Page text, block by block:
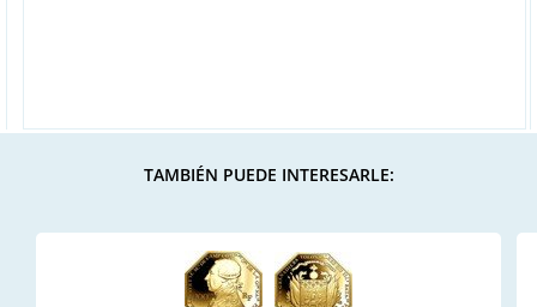
TAMBIÉN PUEDE INTERESARLE: